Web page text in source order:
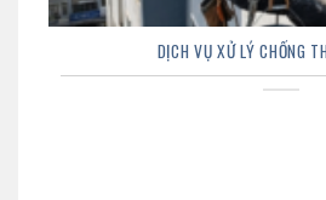
DỊCH VỤ XỬ LÝ CHỐNG